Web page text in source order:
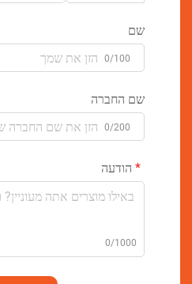
שם
0/100
שם החברה
0/200
הודעה
0/1000